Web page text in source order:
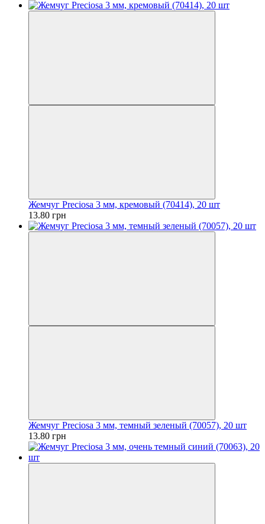
Жемчуг Preciosa 3 мм, кремовый (70414), 20 шт
13.80 грн
Жемчуг Preciosa 3 мм, темный зеленый (70057), 20 шт
13.80 грн